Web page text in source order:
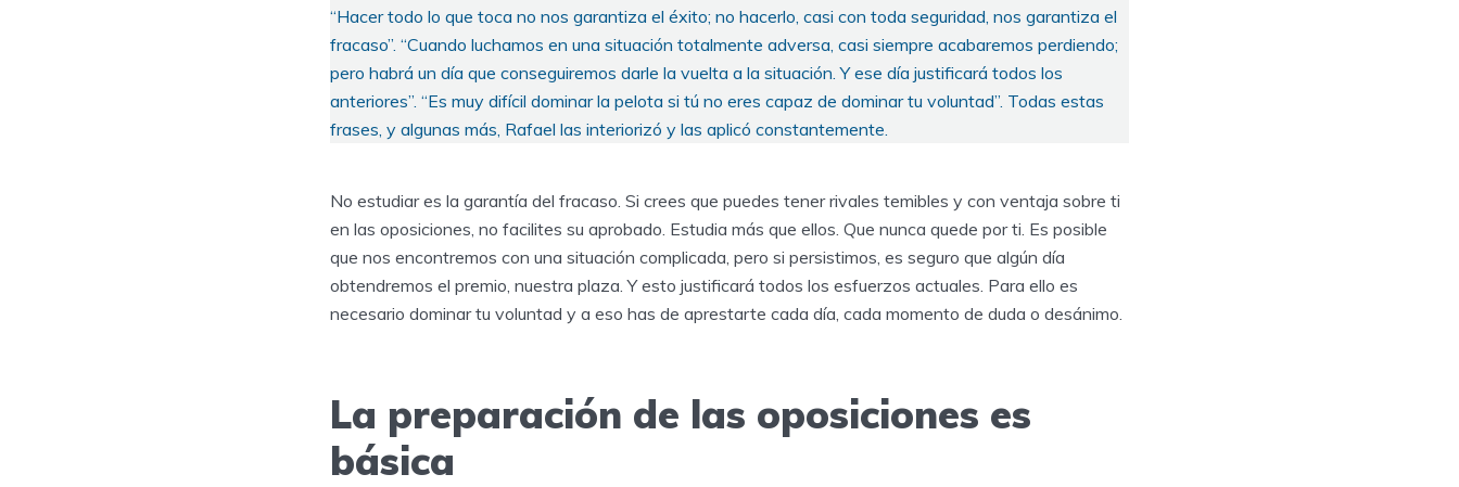
“Hacer todo lo que toca no nos garantiza el éxito; no hacerlo, casi con toda seguridad, nos garantiza el
fracaso”. “Cuando luchamos en una situación totalmente adversa, casi siempre acabaremos perdiendo;
pero habrá un día que conseguiremos darle la vuelta a la situación. Y ese día justificará todos los
anteriores”. “Es muy difícil dominar la pelota si tú no eres capaz de dominar tu voluntad”. Todas estas
frases, y algunas más, Rafael las interiorizó y las aplicó constantemente.
No estudiar es la garantía del fracaso. Si crees que puedes tener rivales temibles y con ventaja sobre ti
en las oposiciones, no facilites su aprobado. Estudia más que ellos. Que nunca quede por ti. Es posible
que nos encontremos con una situación complicada, pero si persistimos, es seguro que algún día
obtendremos el premio, nuestra plaza. Y esto justificará todos los esfuerzos actuales. Para ello es
necesario dominar tu voluntad y a eso has de aprestarte cada día, cada momento de duda o desánimo.
La preparación de las oposiciones es
básica